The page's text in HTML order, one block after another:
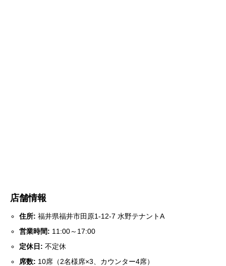
店舗情報
住所: 福井県福井市田原1-12-7 水野テナントA
営業時間: 11:00～17:00
定休日: 不定休
席数: 10席（2名様席×3、カウンター4席）